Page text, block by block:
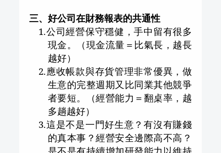
三、好公司在財務報表的共通性
1.公司經營保守穩健，手中留有很多
現金。（現金流量＝比氣長，越長
越好）
2.應收帳款與存貨管理非常優異，做
生意的完整週期又比同業其他競爭
者要短。（經營能力＝翻桌率，越
多趟越好）
3.這是不是一門好生意？有沒有賺錢
的真本事？經營安全邊際高不高？